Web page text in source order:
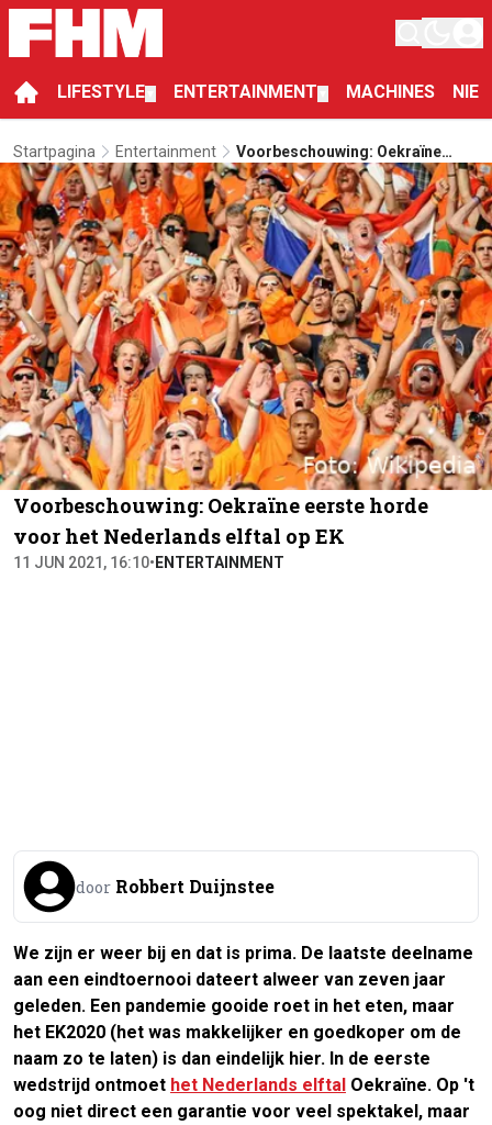
LIFESTYLE ENTERTAINMENT MACHINES
Startpagina Entertainment
Voorbeschouwing: Oekraïne
Eerste Horde Voor Het
Nederlands Elftal Op EK
Voorbeschouwing: Oekraïne eerste horde
voor het Nederlands elftal op EK
11 JUN 2021, 16:10•ENTERTAINMENT
door Robbert Duijnstee
We zijn er weer bij en dat is prima. De laatste deelname
aan een eindtoernooi dateert alweer van zeven jaar
geleden. Een pandemie gooide roet in het eten, maar
het EK2020 (het was makkelijker en goedkoper om de
naam zo te laten) is dan eindelijk hier. In de eerste
wedstrijd ontmoet het Nederlands elftal Oekraïne. Op 't
oog niet direct een garantie voor veel spektakel, maar